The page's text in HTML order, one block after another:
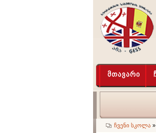
მთავარი
ჩვენი სკოლა »